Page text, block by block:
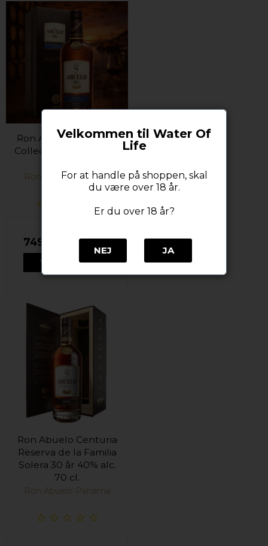
Ron Abuelo XV Finish
Collection Tawny 40%
Ron Abuelo Panama
749,00 DKK
VIS PRODUKT
Ron Abuelo Centuria
Reserva de la Familia
Solera 30 år 40% alc.
70 cl.
Ron Abuelo Panama
Velkommen til Water Of
Life
For at handle på shoppen, skal
du være over 18 år.
Er du over 18 år?
NEJ JA